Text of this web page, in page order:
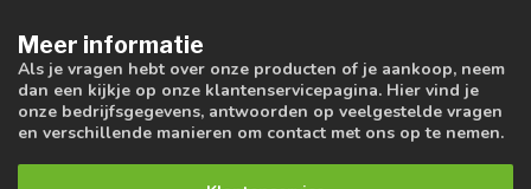
Meer informatie
Als je vragen hebt over onze producten of je aankoop, neem
dan een kijkje op onze klantenservicepagina. Hier vind je
onze bedrijfsgegevens, antwoorden op veelgestelde vragen
en verschillende manieren om contact met ons op te nemen.